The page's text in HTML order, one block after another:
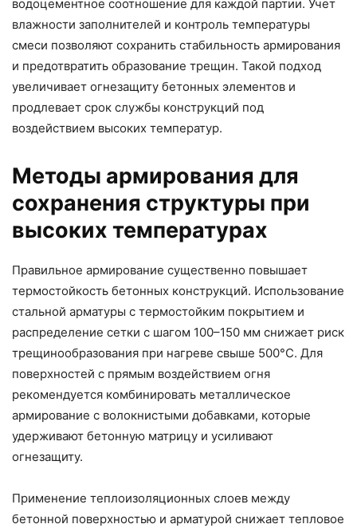
водоцементное соотношение для каждой партии. Учет
влажности заполнителей и контроль температуры
смеси позволяют сохранить стабильность армирования
и предотвратить образование трещин. Такой подход
увеличивает огнезащиту бетонных элементов и
продлевает срок службы конструкций под
воздействием высоких температур.
Методы армирования для
сохранения структуры при
высоких температурах
Правильное армирование существенно повышает
термостойкость бетонных конструкций. Использование
стальной арматуры с термостойким покрытием и
распределение сетки с шагом 100–150 мм снижает риск
трещинообразования при нагреве свыше 500°C. Для
поверхностей с прямым воздействием огня
рекомендуется комбинировать металлическое
армирование с волокнистыми добавками, которые
удерживают бетонную матрицу и усиливают
огнезащиту.
Применение теплоизоляционных слоев между
бетонной поверхностью и арматурой снижает тепловое